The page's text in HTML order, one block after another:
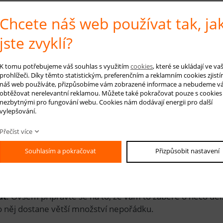
dobách byly koberce výsadou pouze panovníků. To už
podlahovým krytinám. Kusový koberec s
s vysokým vlasem patří do
koberec s dlouhým vlasem hodí nejvíc?To
pokoje, ložnice či dětského pokojíčku
. Prostě
dotek. Naproti tomu umístit ho do předsíně nebo pod
vysokého vlasu trvá o něco déle
s vysokým vlasem je stejně jednoduchá
. Ovšem připravte se na to, že vám to zabere o něco
něj dostane větší množství nepořádku.
Chcete náš web používat tak,
jste zvyklí?
K tomu potřebujeme váš souhlas s využitím cookies, které se ukládají ve
prohlížeči. Díky těmto statistickým, preferenčním a reklamním cookies
náš web používáte, přizpůsobíme vám zobrazené informace a nebudeme
obtěžovat nerelevantní reklamou. Můžete také pokračovat pouze s cookies
nezbytnými pro fungování webu. Cookies nám dodávají energii pro další
vylepšování.
Přečíst více
Souhlasím a pokračovat Přizpůsobit nastavení